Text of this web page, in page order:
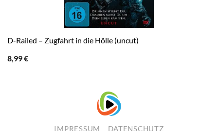
D-Railed – Zugfahrt in die Hölle (uncut)
8,99€
IMPRESSUM DATENSCHUTZ